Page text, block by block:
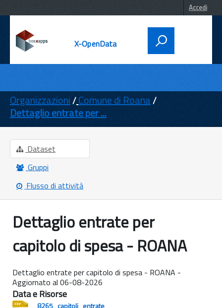
Accedi
X-OpenData
ENTI
TEMI
INFORMAZIONI
Organizzazioni Comune di Roana
Dettaglio entrate per ...
Dataset
Gruppi
Flusso di attività
Dettaglio entrate per
capitolo di spesa - ROANA
Dettaglio entrate per capitolo di spesa - ROANA -
Aggiornato al 06-08-2026
Data e Risorse
8265_capitoli_entrate